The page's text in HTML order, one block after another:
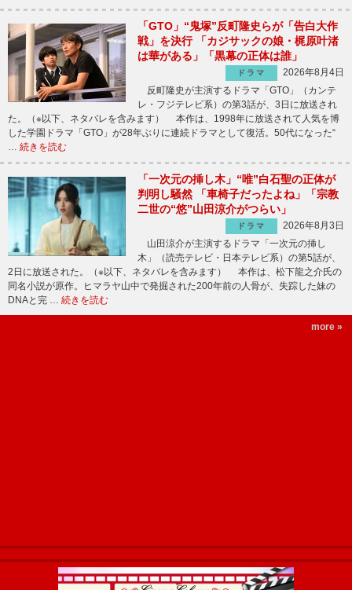
「GTO」“鬼塚”反町隆史らが「告白大作
戦」を決行 「カジサックの娘・梶原叶渚
は華がある」「黒幕の正体は誰」
ドラマ
2026年8月4日
反町隆史が主演するドラマ「GTO」（カンテ
レ・フジテレビ系）の第3話が、3日に放送され
た。（※以下、ネタバレを含みます） 本作は、1998年に放送されて人気を博
した学園ドラマ「GTO」が28年ぶりに連続ドラマとして復活。50代になった“
… 続きを読む
「一次元の挿し木」“唯”白石聖の正体が
判明し騒然 「車椅子だったよね」「宗教
二世の“悠”山田涼介がつらい」
ドラマ
2026年8月3日
山田涼介が主演するドラマ「一次元の挿し
木」（読売テレビ・日本テレビ系）の第5話が、
2日に放送された。（※以下、ネタバレを含みます） 本作は、松下龍之介氏の
同名小説が原作。ヒマラヤ山中で発掘された200年前の人骨が、失踪した妹の
DNAと完 … 続きを読む
more »